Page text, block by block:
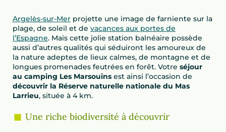
Argelès-sur-Mer projette une image de farniente sur la
plage, de soleil et de vacances aux portes de
l’Espagne. Mais cette jolie station balnéaire possède
aussi d’autres qualités qui séduiront les amoureux de
la nature adeptes de lieux calmes, de montagne et de
longues promenades feutrées en forêt. Votre séjour
au camping Les Marsouins est ainsi l’occasion de
découvrir la Réserve naturelle nationale du Mas
Larrieu, située à 4 km.
Une riche biodiversité à découvrir